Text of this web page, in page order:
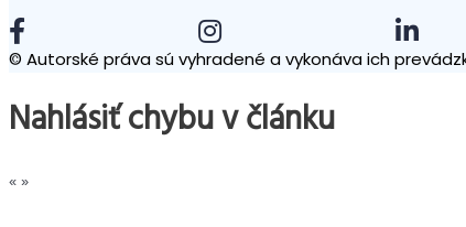
© Autorské práva sú vyhradené a vykonáva ich
Nahlásiť chybu v článku
«»